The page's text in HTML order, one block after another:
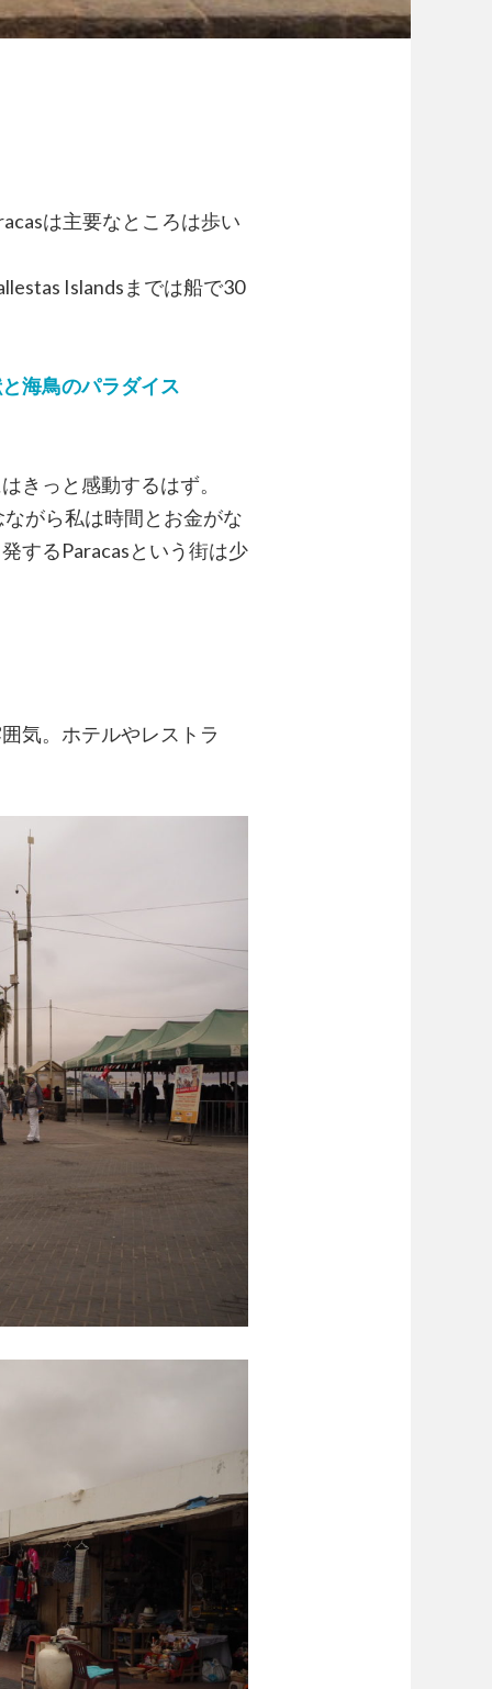
は主要なところは歩い
Islandsまでは船で30
海鳥のパラダイス
っと感動するはず。
がら私は時間とお金がな
するParacasという街は少
気。ホテルやレストラ